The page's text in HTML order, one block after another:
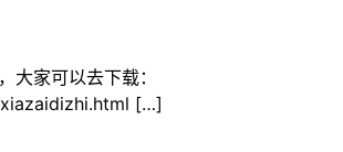
家可以去下载：
[…]